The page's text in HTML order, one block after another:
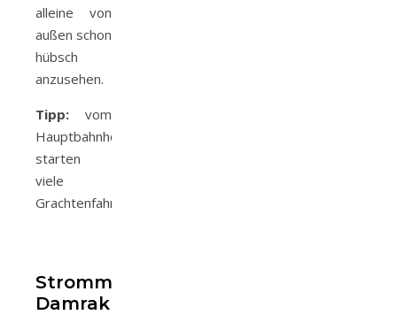
alleine von
außen schon
hübsch
anzusehen.
Tipp: vom
Hauptbahnhof
starten
viele
Grachtenfahrten
Stromma
Damrak